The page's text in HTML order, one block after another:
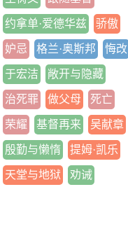
约拿单·爱德华兹 骄傲
妒忌 格兰·奥斯邦 悔改
于宏洁 敞开与隐藏
治死罪 做父母 死亡
荣耀 基督再来 吴献章
殷勤与懒惰 提姆·凯乐
天堂与地狱 劝诫